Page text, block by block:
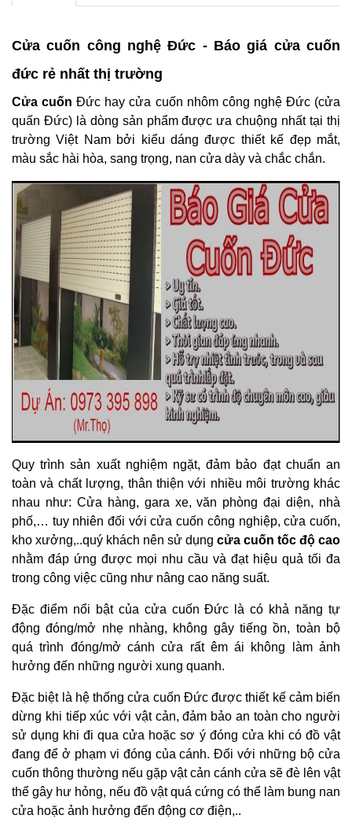
Cửa cuốn công nghệ Đức - Báo giá cửa cuốn
đức rẻ nhất thị trường
Cửa cuốn Đức hay cửa cuốn nhôm công nghệ Đức (cửa
quấn Đức) là dòng sản phẩm được ưa chuộng nhất tại thị
trường Việt Nam bởi kiểu dáng được thiết kế đẹp mắt,
màu sắc hài hòa, sang trọng, nan cửa dày và chắc chắn.
Quy trình sản xuất nghiệm ngặt, đảm bảo đạt chuẩn an
toàn và chất lượng, thân thiện với nhiều môi trường khác
nhau như: Cửa hàng, gara xe, văn phòng đại diện, nhà
phố,… tuy nhiên đối với cửa cuốn công nghiệp, cửa cuốn,
kho xưởng,..quý khách nên sử dụng cửa cuốn tốc độ cao
nhằm đáp ứng được mọi nhu cầu và đạt hiệu quả tối đa
trong công việc cũng như nâng cao năng suất.
Đặc điểm nổi bật của cửa cuốn Đức là có khả năng tự
động đóng/mở nhẹ nhàng, không gây tiếng ồn, toàn bộ
quá trình đóng/mở cánh cửa rất êm ái không làm ảnh
hưởng đến những người xung quanh.
Đặc biệt là hệ thống cửa cuốn Đức được thiết kế cảm biến
dừng khi tiếp xúc với vật cản, đảm bảo an toàn cho người
sử dụng khi đi qua cửa hoặc sơ ý đóng cửa khi có đồ vật
đang để ở phạm vi đóng của cánh. Đối với những bộ cửa
cuốn thông thường nếu gặp vật cản cánh cửa sẽ đè lên vật
thể gây hư hỏng, nếu đồ vật quá cứng có thể làm bung nan
cửa hoặc ảnh hưởng đến động cơ điện,..